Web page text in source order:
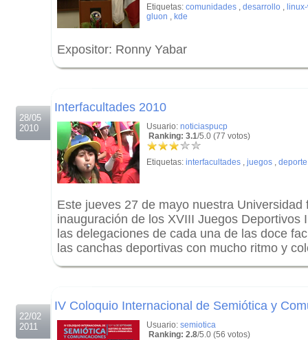
Etiquetas: comunidades , desarrollo ,
gluon , kde
Expositor: Ronny Yabar
28/05
2010
Interfacultades 2010
Usuario: noticiaspucp
Ranking: 3.1/5.0 (77 votos)
Etiquetas: interfacultades , juegos , deporte
Este jueves 27 de mayo nuestra Universidad
inauguración de los XVIII Juegos Deportivos
las delegaciones de cada una de las doce
las canchas deportivas con mucho ritmo y
22/02
2011
IV Coloquio Internacional de Semiótica y
Usuario: semiotica
Ranking: 2.8/5.0 (56 votos)